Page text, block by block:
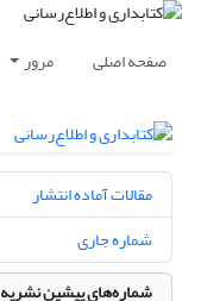
صفحه اصلی مرور
مقالات آماده انتشار
شماره جاری
شماره‌های پیشین نشریه